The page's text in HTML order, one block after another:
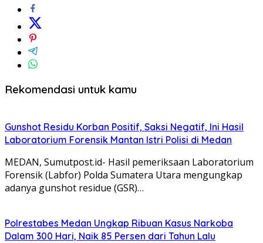
Rekomendasi untuk kamu
Gunshot Residu Korban Positif, Saksi Negatif, Ini Hasil
Laboratorium Forensik Mantan Istri Polisi di Medan
MEDAN, Sumutpost.id- Hasil pemeriksaan Laboratorium
Forensik (Labfor) Polda Sumatera Utara mengungkap
adanya gunshot residue (GSR)…
Polrestabes Medan Ungkap Ribuan Kasus Narkoba
Dalam 300 Hari, Naik 85 Persen dari Tahun Lalu